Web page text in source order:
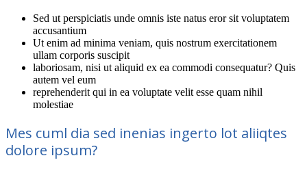
Sed ut perspiciatis unde omnis iste natus eror sit voluptatem
accusantium
Ut enim ad minima veniam, quis nostrum exercitationem
ullam corporis suscipit
laboriosam, nisi ut aliquid ex ea commodi consequatur? Quis
autem vel eum
reprehenderit qui in ea voluptate velit esse quam nihil
molestiae
Mes cuml dia sed inenias ingerto lot aliiqtes
dolore ipsum?